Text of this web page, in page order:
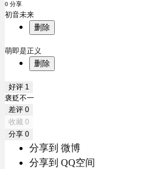
0 分享
初音未来
删除
萌即是正义
删除
好评 1
褒贬不一
差评 0
收藏 0
分享 0
分享到 微博
分享到 QQ空间